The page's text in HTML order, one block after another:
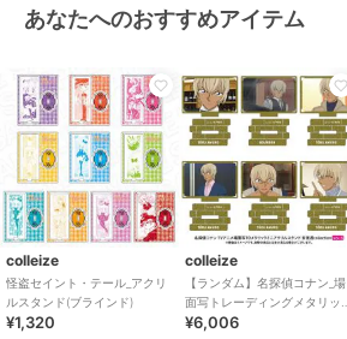
あなたへのおすすめアイテム
colleize
怪盗セイント・テール_アクリ
ルスタンド(ブラインド)
¥1,320
colleize
【ランダム】名探偵コナン_場
面写トレーディングメタリッ
クミニアクリルスタンド 安室
¥6,006